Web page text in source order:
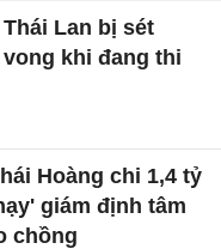
Lan bị sét
khi đang thi
Hoàng chi 1,4 tỷ
giám định tâm
chồng